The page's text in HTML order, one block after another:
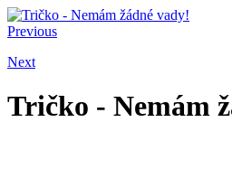
Previous
Next
Tričko - Nemám